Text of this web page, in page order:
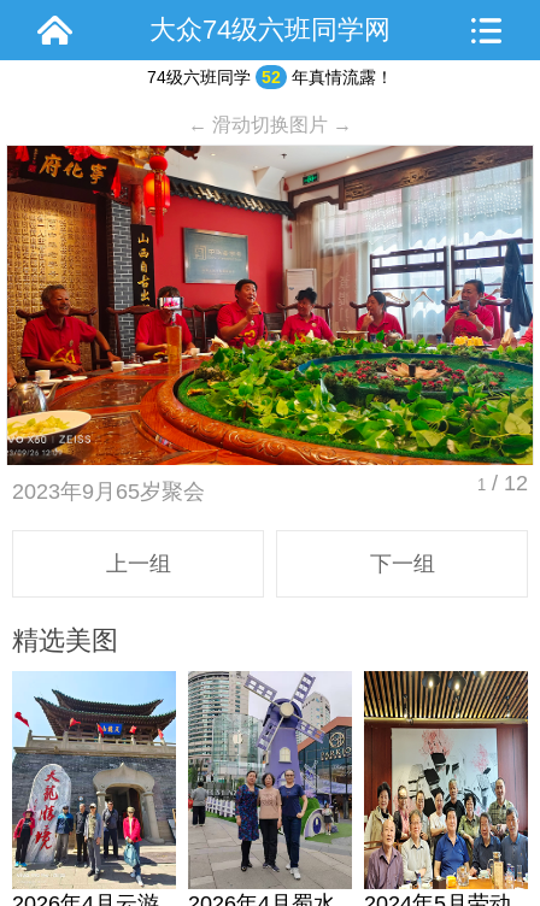
大众74级六班同学网
74级六班同学 52 年真情流露！
← 滑动切换图片 →
1 / 12
2023年9月65岁聚会
上一组 下一组
精选美图